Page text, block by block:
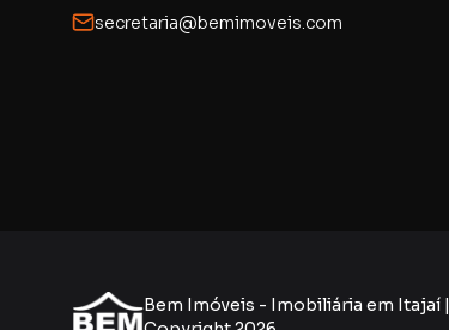
secretaria@bemimoveis.com
Bem Imóveis - Imobiliária em Itajaí